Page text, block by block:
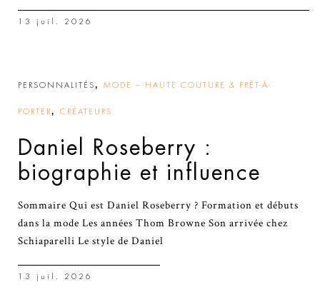
13 juil. 2026
PERSONNALITÉS, MODE – HAUTE COUTURE & PRÊT-À-
PORTER, CRÉATEURS
Daniel Roseberry :
biographie et influence
Sommaire Qui est Daniel Roseberry ? Formation et débuts
dans la mode Les années Thom Browne Son arrivée chez
Schiaparelli Le style de Daniel
13 juil. 2026